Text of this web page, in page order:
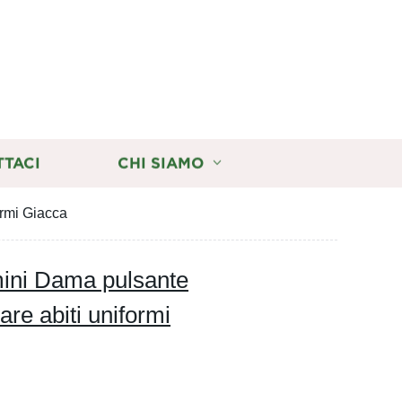
CHI SIAMO
Giacca
Dama pulsante
abiti uniformi